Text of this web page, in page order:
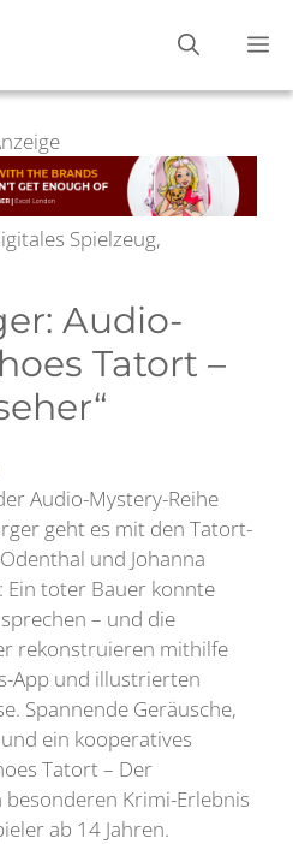
Spielzeug,
Audio-
Tatort –
Audio-Mystery-Reihe
geht es mit den Tatort-
und Johanna
Ein toter Bauer konnte
– und die
rekonstruieren mithilfe
App und illustrierten
Spannende Geräusche,
ein kooperatives
Tatort – Der
besonderen Krimi-Erlebnis
ab 14 Jahren.